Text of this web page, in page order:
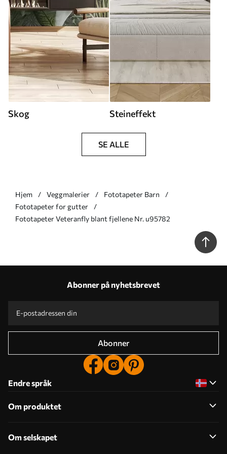
Skog Steineffekt
SE ALLE
Hjem Veggmalerier
Fototapeter Barn
Fototapeter for gutter
Fototapeter Veteranfly blant fjellene Nr. u95782
Abonner på nyhetsbrevet
Abonner
Endre språk
Om produktet
Om selskapet